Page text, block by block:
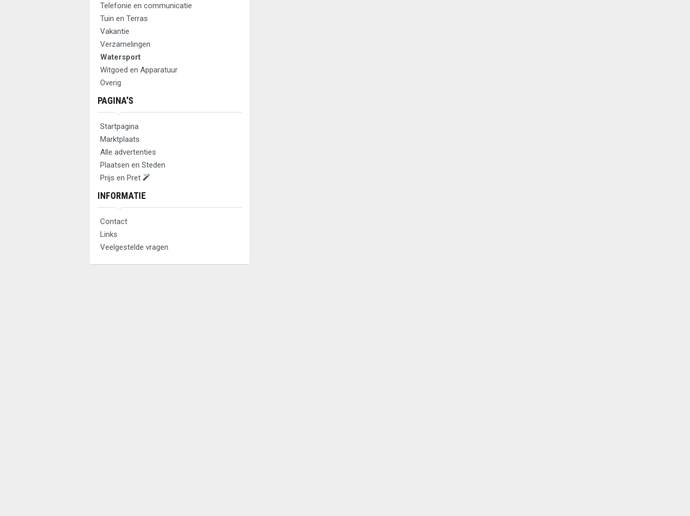
Telefonie en communicatie
Tuin en Terras
Vakantie
Verzamelingen
Watersport
Witgoed en Apparatuur
Overig
PAGINA'S
Startpagina
Marktplaats
Alle advertenties
Plaatsen en Steden
Prijs en Pret
INFORMATIE
Contact
Links
Veelgestelde vragen